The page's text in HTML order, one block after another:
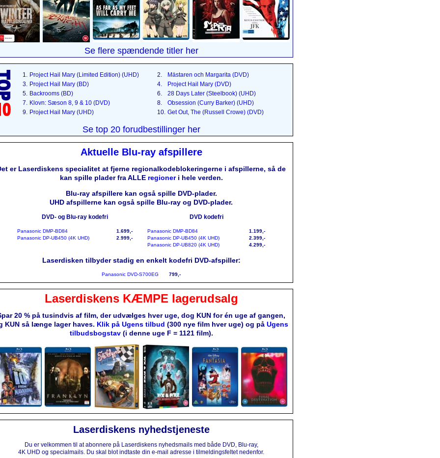
Se flere spændende titler her
1. Project Hail Mary (Limited Edition) (UHD) 2.
Mästaren och Margarita (DVD)
3. Project Hail Mary (BD) 4.
Project Hail Mary (DVD)
5. Backrooms (BD) 6.
28 Days Later (Steelbook) (UHD)
7. Klovn: Sæson 8, 9 & 10 (DVD) 8.
Obsession (Curry Barker) (UHD)
9. Project Hail Mary (UHD) 10. Get Out, The (Russell Crowe) (DVD)
Se top 20 forudbestillinger her
Aktuelle Blu-ray afspillere
er Laserdiskens specialitet at fjerne regionalkodeblokeringerne i afspillerne, så de
kan spille plader fra ALLE regioneri hele verden.
Blu-ray afspillere kan også spille DVD-plader.
UHD afspillerne kan også spille Blu-ray og DVD-plader.
DVD- og Blu-ray kodefri DVD kodefri
Panasonic DMP-BD84 1.699,- Panasonic DMP-BD84
1.199,-
Panasonic DP-UB450 (4K UHD)
2.999,- Panasonic DP-UB450 (4K UHD)
2.399,-
Panasonic DP-UB820 (4K UHD)
4.299,-
Laserdisken tilbyder stadig en enkelt kodefri DVD-afspiller:
Panasonic DVD-S700EG 799,-
Laserdiskens KÆMPE lagerudsalg
20 % på tusindvis af film, der udvælges hver uge, dog KUN for én uge af gangen,
KUN så længe lager haves. Klik på Ugens tilbud (300 nye film hver uge) og på Ugens
tilbudsbogstav(i denne uge F = 1121 film).
Laserdiskens nyhedstjeneste
Du er velkommen til at abonnere på Laserdiskens nyhedsmails med både DVD, Blu-ray,
4K UHD og specialmails. Du skal blot indtaste din e-mail adresse i tilmeldingsfeltet nedenfor.